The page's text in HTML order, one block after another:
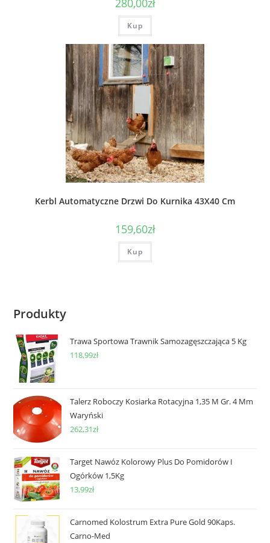
280,00zł
Kup
Kerbl Automatyczne Drzwi Do Kurnika 43X40 Cm
159,60zł
Kup
Produkty
Trawa Sportowa Trawnik Samozagęszczająca 5 Kg
118,99zł
Talerz Roboczy Kosiarka Rotacyjna 1,35 M Gr. 4 Mm
Waryński
262,31zł
Target Nawóz Kolorowy Plus Do Pomidorów I
Ogórków 1,5Kg
13,99zł
Carnomed Kolostrum Extra Pure Gold 90Kaps.
Carno-Med